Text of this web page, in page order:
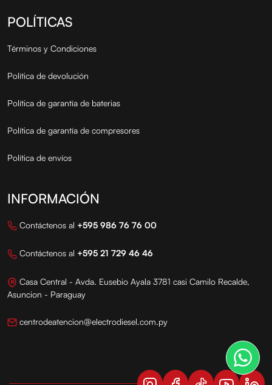
POLÍTICAS
Términos y Condiciones
Política de devolución
Política de garantía de baterias
Política de garantía de compresores
Política de envíos
INFORMACIÓN
Contáctenos al +595 986 76 76 00
Contáctenos al +595 21 729 46 46
Casa Central - Avda. Eusebio Ayala 3781 casi Camilo Recalde,
Asuncion - Paraguay
centrodeatencion@electrodiesel.com.py